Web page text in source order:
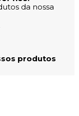
da nossa
produtos